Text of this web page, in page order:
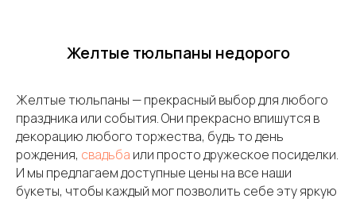
Желтые тюльпаны недорого
Желтые тюльпаны — прекрасный выбор для любого
праздника или события. Они прекрасно впишутся в
декорацию любого торжества, будь то день
рождения, свадьба или просто дружеское посиделки.
И мы предлагаем доступные цены на все наши
букеты, чтобы каждый мог позволить себе эту яркую